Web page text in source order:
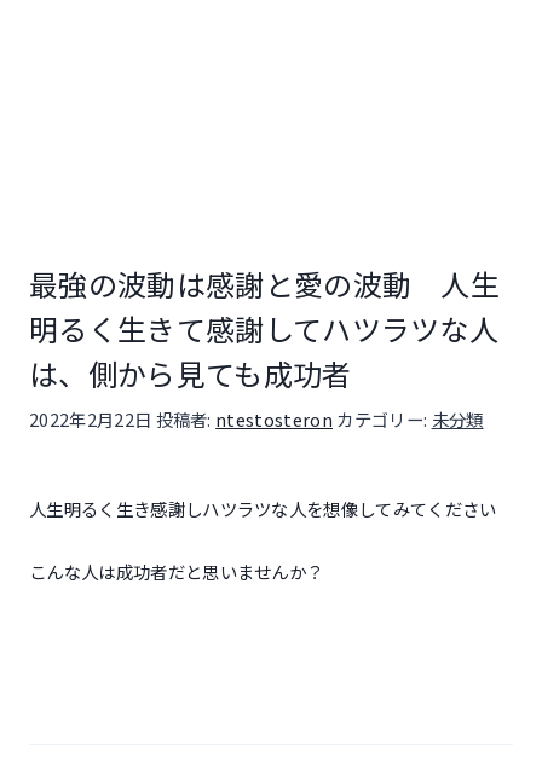
最強の波動は感謝と愛の波動 人生
明るく生きて感謝してハツラツな人
は、側から見ても成功者
投稿日:
2022年2月22日 投稿者: ntestosteron カテゴリー: 未分類
人生明るく生き感謝しハツラツな人を想像してみてください
こんな人は成功者だと思いませんか？